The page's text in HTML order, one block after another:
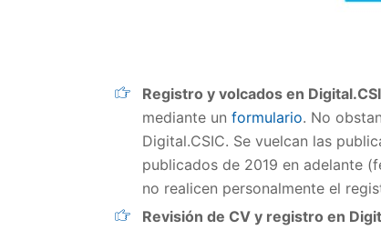
Registro y volcados en
mediante un formulario. No
Digital.CSIC. Se vuelcan las
publicados de 2019 en adelante
no realicen personalmente el
Revisión de CV y registro en